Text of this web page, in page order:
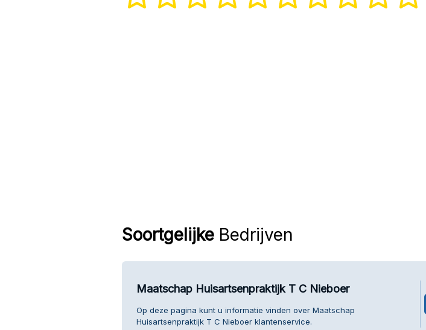
SoortgelijkeBedrijven
Maatschap Huisartsenpraktijk T C Nieboer
Op deze pagina kunt u informatie vinden over Maatschap
Huisartsenpraktijk T C Nieboer klantenservice.